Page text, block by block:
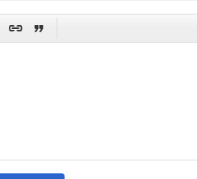
 